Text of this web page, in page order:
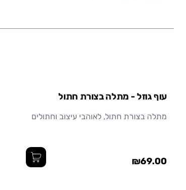
עוף גוזל - מתלה בצורת חתול
מתלה בצורת חתול, לאוהבי עיצוב וחתולים
₪69.00